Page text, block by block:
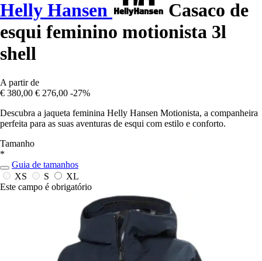
Helly Hansen
Casaco de
esqui feminino motionista 3l
shell
A partir de
€ 380,00 € 276,00 -27%
Descubra a jaqueta feminina Helly Hansen Motionista, a companheira
perfeita para as suas aventuras de esqui com estilo e conforto.
Tamanho
*
Guia de tamanhos
XS
S
XL
Este campo é obrigatório